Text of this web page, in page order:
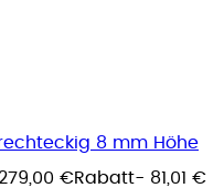
rechteckig 8 mm Höhe
€Rabatt- 81,01 €